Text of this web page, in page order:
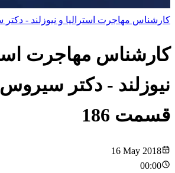
کارشناس مهاجرت استرالیا و نیوزلند -
کارشناس مهاجرت
نیوزلند - دکتر
قسمت 186
16 May 2018
00:00